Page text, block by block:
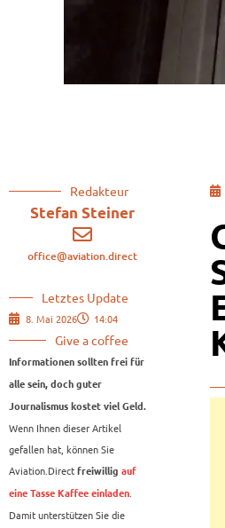
Redakteur
Stefan Steiner
office@aviation.direct
Letztes Update
8. Mai 2026 14:04
Give a coffee
Informationen sollten frei für
alle sein, doch guter
Journalismus kostet viel Geld.
Wenn Ihnen dieser Artikel
gefallen hat, können Sie
Aviation.Direct freiwillig auf
eine Tasse Kaffee einladen.
Damit unterstützen Sie die